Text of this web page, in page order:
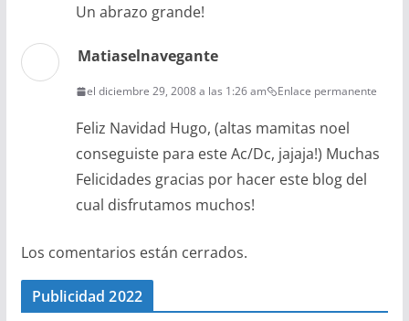
Un abrazo grande!
Matiaselnavegante
el diciembre 29, 2008 a las 1:26 am Enlace permanente
Feliz Navidad Hugo, (altas mamitas noel
conseguiste para este Ac/Dc, jajaja!) Muchas
Felicidades gracias por hacer este blog del
cual disfrutamos muchos!
Los comentarios están cerrados.
Publicidad 2022